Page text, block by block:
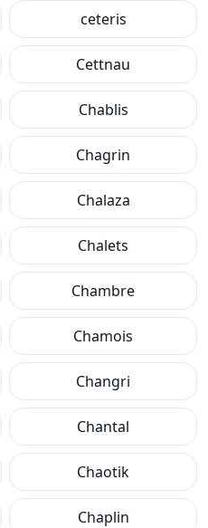
ceteris
Cettnau
Chablis
Chagrin
Chalaza
Chalets
Chambre
Chamois
Changri
Chantal
Chaotik
Chaplin